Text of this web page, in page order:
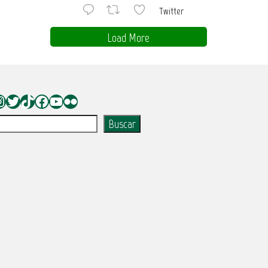
Twitter
Load More
Twitter
TikTokFacebook
YouTube
Flickr
Buscar